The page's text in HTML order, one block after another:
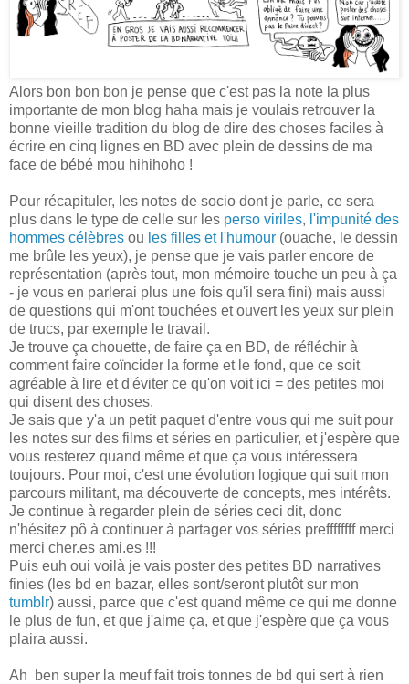
Alors bon bon bon je pense que c'est pas la note la plus
importante de mon blog haha mais je voulais retrouver la
bonne vieille tradition du blog de dire des choses faciles à
écrire en cinq lignes en BD avec plein de dessins de ma
face de bébé mou hihihoho !
Pour récapituler, les notes de socio dont je parle, ce sera
plus dans le type de celle sur les perso viriles, l'impunité des
hommes célèbres ou les filles et l'humour (ouache, le dessin
me brûle les yeux), je pense que je vais parler encore de
représentation (après tout, mon mémoire touche un peu à ça
- je vous en parlerai plus une fois qu'il sera fini) mais aussi
de questions qui m'ont touchées et ouvert les yeux sur plein
de trucs, par exemple le travail.
Je trouve ça chouette, de faire ça en BD, de réfléchir à
comment faire coïncider la forme et le fond, que ce soit
agréable à lire et d'éviter ce qu'on voit ici = des petites moi
qui disent des choses.
Je sais que y'a un petit paquet d'entre vous qui me suit pour
les notes sur des films et séries en particulier, et j'espère que
vous resterez quand même et que ça vous intéressera
toujours. Pour moi, c'est une évolution logique qui suit mon
parcours militant, ma découverte de concepts, mes intérêts.
Je continue à regarder plein de séries ceci dit, donc
n'hésitez pô à continuer à partager vos séries preffffffff merci
merci cher.es ami.es !!!
Puis euh oui voilà je vais poster des petites BD narratives
finies (les bd en bazar, elles sont/seront plutôt sur mon
tumblr) aussi, parce que c'est quand même ce qui me donne
le plus de fun, et que j'aime ça, et que j'espère que ça vous
plaira aussi.
Ah ben super la meuf fait trois tonnes de bd qui sert à rien